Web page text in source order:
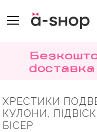
TO
CONTENT
ХРЕСТИКИ
КУЛОНИ,
БIСЕР